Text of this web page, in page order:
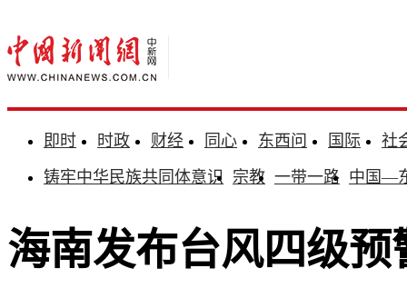
即时 时政 财经 同心 东西问 国际
社
铸牢中华民族共同体意识 宗教 一带一路 中国—
海南发布台风四级